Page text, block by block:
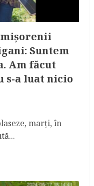
Suntem
Am făcut
s-a luat nicio
marți, în